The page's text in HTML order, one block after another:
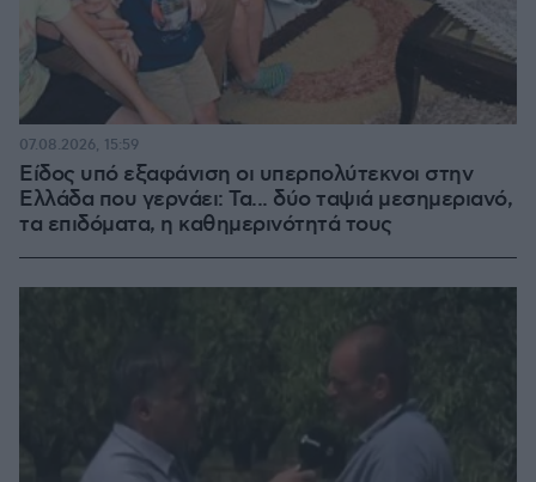
Είδος υπό εξαφάνιση οι υπερπολύτεκνοι στην
Ελλάδα που γερνάει: Τα... δύο ταψιά μεσημεριανό,
τα επιδόματα, η καθημερινότητά τους
07.08.2026, 15:59